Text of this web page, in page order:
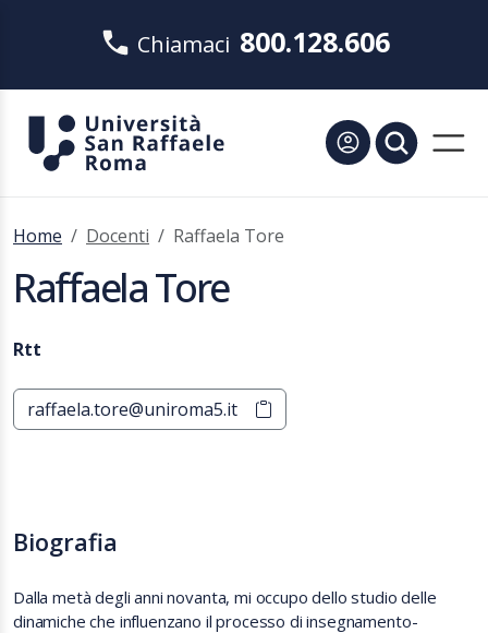
Chiamaci 800.128.606
Home Docenti Raffaela Tore
Raffaela Tore
Rtt
raffaela.tore@uniroma5.it
Biografia
Dalla metà degli anni novanta, mi occupo dello studio delle
dinamiche che influenzano il processo di insegnamento-